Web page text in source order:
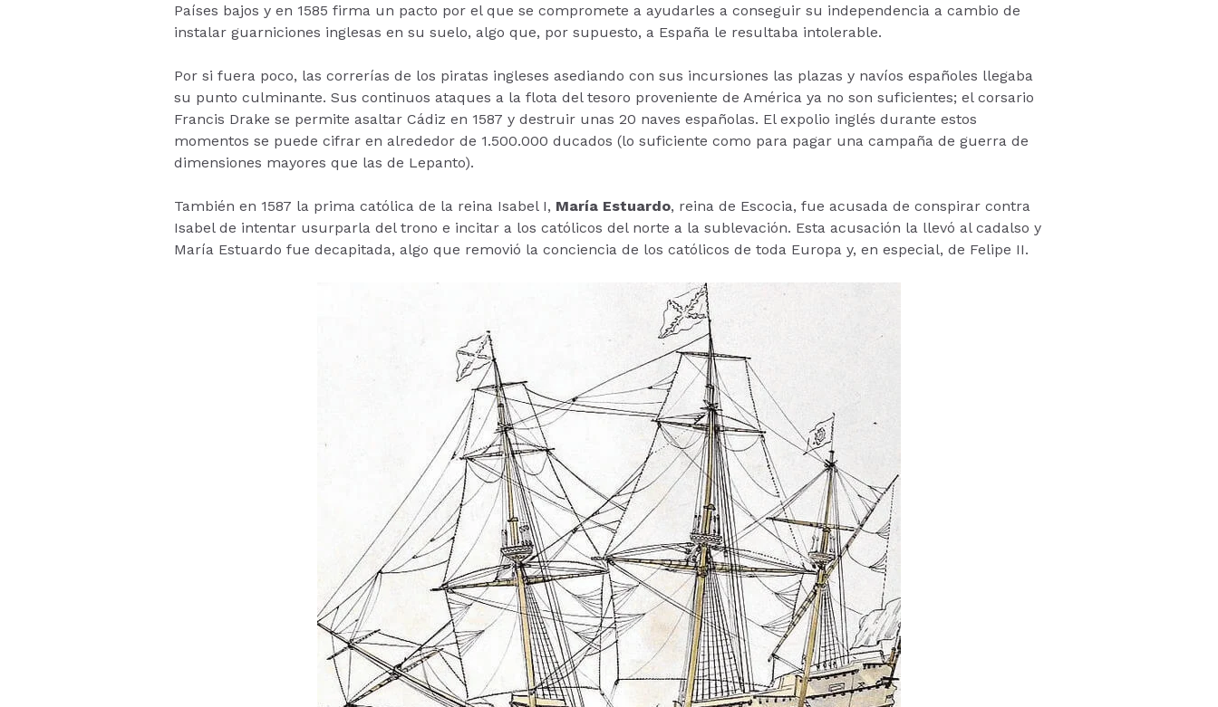
Países bajos y en 1585 firma un pacto por el que se compromete a ayudarles a conseguir su independencia a cambio de
instalar guarniciones inglesas en su suelo, algo que, por supuesto, a España le resultaba intolerable.
Por si fuera poco, las correrías de los piratas ingleses asediando con sus incursiones las plazas y navíos españoles llegaba
su punto culminante. Sus continuos ataques a la flota del tesoro proveniente de América ya no son suficientes; el corsario
Francis Drake se permite asaltar Cádiz en 1587 y destruir unas 20 naves españolas. El expolio inglés durante estos
momentos se puede cifrar en alrededor de 1.500.000 ducados (lo suficiente como para pagar una campaña de guerra de
dimensiones mayores que las de Lepanto).
También en 1587 la prima católica de la reina Isabel I, María Estuardo, reina de Escocia, fue acusada de conspirar contra
Isabel de intentar usurparla del trono e incitar a los católicos del norte a la sublevación. Esta acusación la llevó al cadalso y
María Estuardo fue decapitada, algo que removió la conciencia de los católicos de toda Europa y, en especial, de Felipe II.